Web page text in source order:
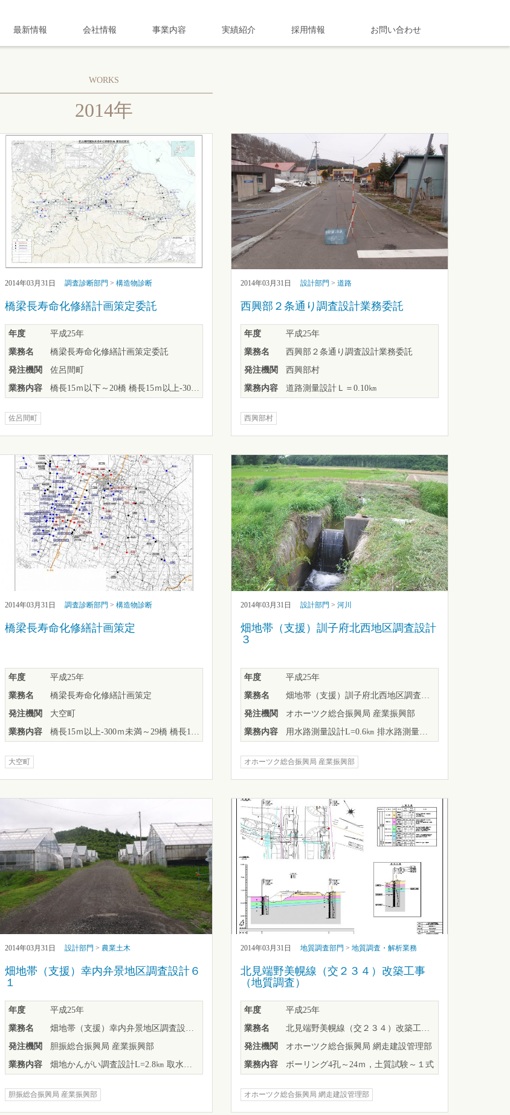
最新情報 会社情報 事業内容 実績紹介 採用情報 お問い合わせ
WORKS
2014年
2014年03月31日 調査診断部門 > 構造物診断
橋梁長寿命化修繕計画策定委託
年度
平成25年
業務名
橋梁長寿命化修繕計画策定委託
発注機関
佐呂間町
業務内容
橋長15ｍ以下～20橋 橋長15ｍ以上-300ｍ未満～47橋
佐呂間町
2014年03月31日 設計部門 > 道路
西興部２条通り調査設計業務委託
年度
平成25年
業務名
西興部２条通り調査設計業務委託
発注機関
西興部村
業務内容
道路測量設計Ｌ＝0.10㎞
西興部村
2014年03月31日 調査診断部門 > 構造物診断
橋梁長寿命化修繕計画策定
年度
平成25年
業務名
橋梁長寿命化修繕計画策定
発注機関
大空町
業務内容
大空町
2014年03月31日 設計部門 > 河川
畑地帯（支援）訓子府北西地区調査設計
３
年度
平成25年
業務名
発注機関
オホーツク総合振興局 産業振興部
業務内容
オホーツク総合振興局 産業振興部
2014年03月31日 設計部門 > 農業土木
畑地帯（支援）幸内弁景地区調査設計６
１
年度
平成25年
業務名
発注機関
胆振総合振興局 産業振興部
業務内容
胆振総合振興局 産業振興部
2014年03月31日 地質調査部門 > 地質調査・解析業務
北見端野美幌線（交２３４）改築工事
（地質調査）
年度
平成25年
業務名
発注機関
オホーツク総合振興局 網走建設管理部
業務内容
ボーリング4孔～24ｍ，土質試験～１式
オホーツク総合振興局 網走建設管理部